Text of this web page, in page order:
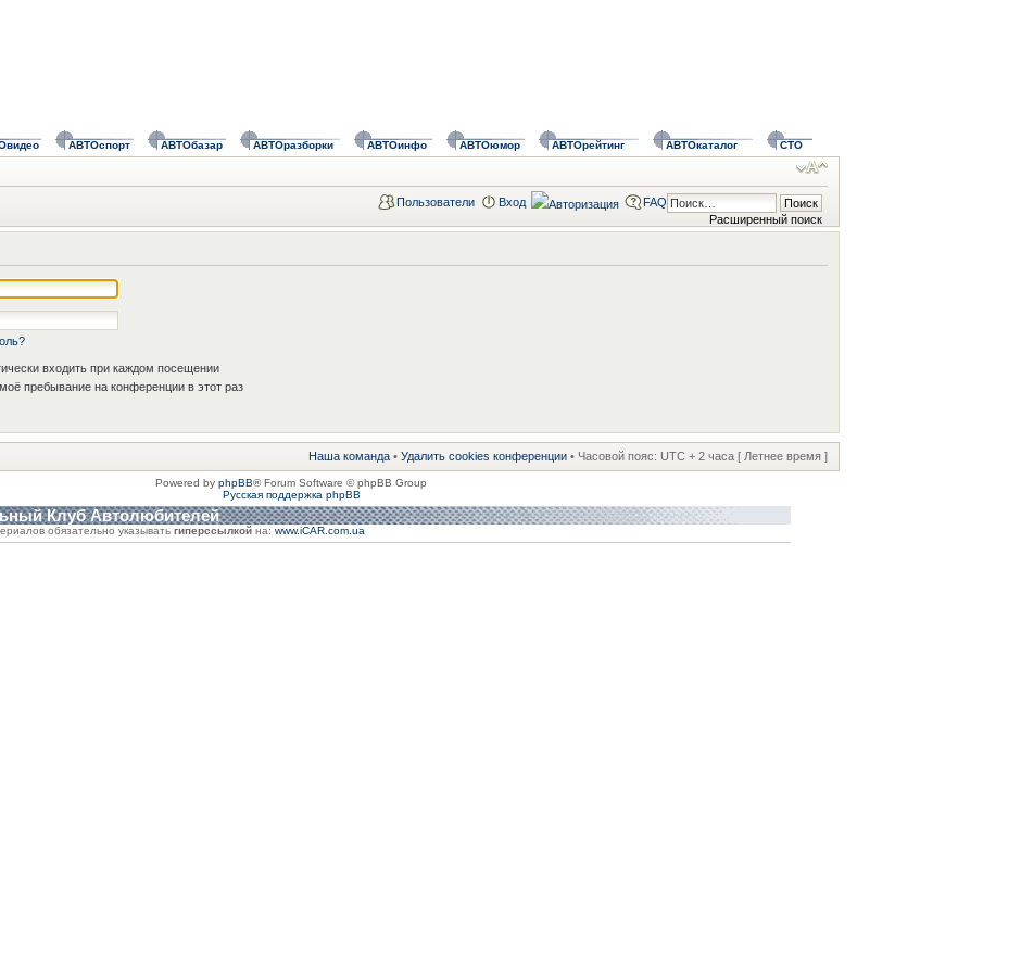
АВТОспорт АВТОбазар АВТОразборки АВТОинфо АВТОюмор АВТОрейтинг АВТОкаталог СТО
Расширенный поиск
Пользователи Вход FAQ
входить при каждом посещении
пребывание на конференции в этот раз
Наша команда • Удалить cookies конференции • Часовой пояс: UTC + 2 часа [ Летнее время ]
Powered by phpBB® Forum Software © phpBB Group
Русская поддержка phpBB
Клуб Автолюбителей
обязательно указывать гиперссылкой на: www.iCAR.com.ua